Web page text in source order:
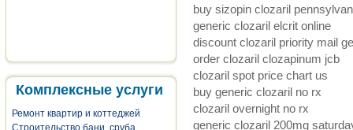
Комплексные услуги
Ремонт квартир и коттеджей
Строительство бани, сруба
buy sizopin clozaril
generic clozaril elcrit online
discount clozaril priority mail
order clozaril clozapinum jcb
clozaril spot price chart us
buy generic clozaril no rx
clozaril overnight no rx
generic clozaril 200mg